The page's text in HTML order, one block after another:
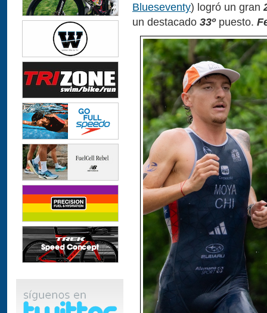
Blueseventy) logró un gran
un destacado 33ºpuesto.